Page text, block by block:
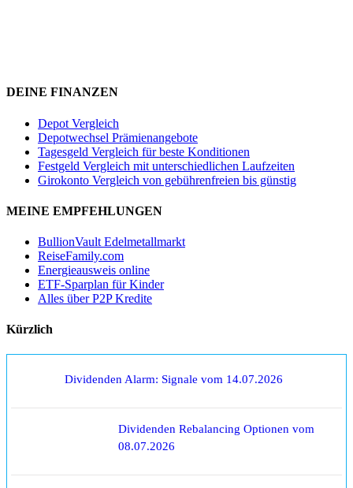
DEINE FINANZEN
Depot Vergleich
Depotwechsel Prämienangebote
Tagesgeld Vergleich für beste Konditionen
Festgeld Vergleich mit unterschiedlichen Laufzeiten
Girokonto Vergleich von gebührenfreien bis günstig
MEINE EMPFEHLUNGEN
BullionVault Edelmetallmarkt
ReiseFamily.com
Energieausweis online
ETF-Sparplan für Kinder
Alles über P2P Kredite
Kürzlich
Dividenden Alarm: Signale vom 14.07.2026
Dividenden Rebalancing Optionen vom
08.07.2026